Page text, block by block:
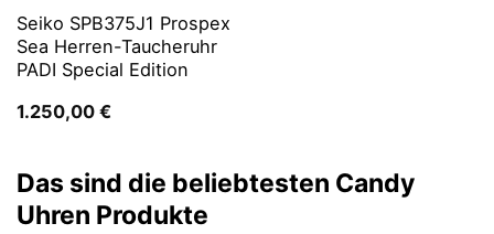
Seiko SPB375J1 Prospex
Sea Herren-Taucheruhr
PADI Special Edition
1.250,00 €
Das sind die beliebtesten Candy
Uhren Produkte